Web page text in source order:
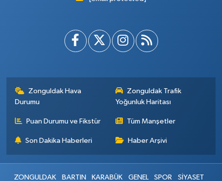
Zonguldak Hava
Durumu
Zonguldak Trafik
Yoğunluk Haritası
Puan Durumu ve Fikstür Tüm Manşetler
Son Dakika Haberleri Haber Arşivi
ZONGULDAK BARTIN KARABÜK GENEL SPOR SİYASET